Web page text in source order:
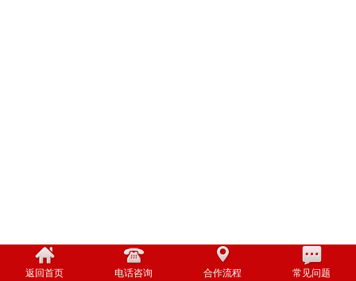
返回首页 电话咨询 合作流程 常见问题